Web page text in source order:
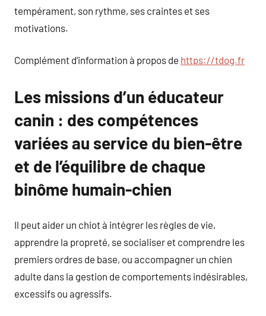
tempérament, son rythme, ses craintes et ses
motivations.
Complément d’information à propos de https://tdog.fr
Les missions d’un éducateur
canin : des compétences
variées au service du bien-être
et de l’équilibre de chaque
binôme humain-chien
Il peut aider un chiot à intégrer les règles de vie,
apprendre la propreté, se socialiser et comprendre les
premiers ordres de base, ou accompagner un chien
adulte dans la gestion de comportements indésirables,
excessifs ou agressifs.